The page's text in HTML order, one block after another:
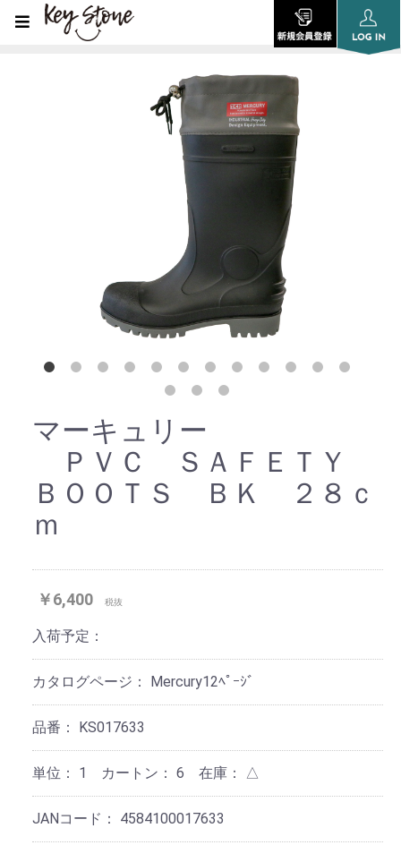
マーキュリー
ＰＶＣ ＳＡＦＥＴＹ
ＢＯＯＴＳ ＢＫ ２８ｃ
ｍ
￥6,400 税抜
入荷予定：
カタログページ： Mercury12ﾍﾟｰｼﾞ
品番： KS017633
単位： 1 カートン： 6 在庫： △
JANコード： 4584100017633